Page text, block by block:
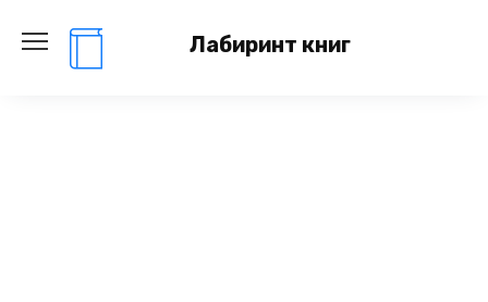
содержанию
Лабиринт книг